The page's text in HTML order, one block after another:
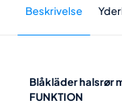
Beskrivelse
Blåkläder halsrør
FUNKTION